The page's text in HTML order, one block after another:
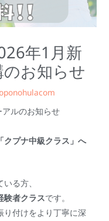
年1月新
お知らせ
ルのお知らせ
クプナ中級クラス」へ
る方、
験者クラスです。
り付けをより丁寧に深